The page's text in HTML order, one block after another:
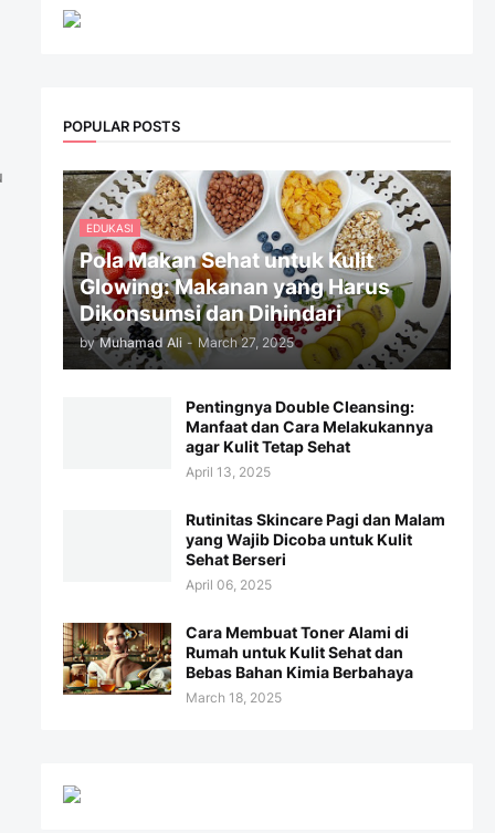
POPULAR POSTS
EDUKASI
Pola Makan Sehat untuk Kulit
Glowing: Makanan yang Harus
Dikonsumsi dan Dihindari
by Muhamad Ali - March 27, 2025
Pentingnya Double Cleansing:
Manfaat dan Cara Melakukannya
agar Kulit Tetap Sehat
April 13, 2025
Rutinitas Skincare Pagi dan Malam
yang Wajib Dicoba untuk Kulit
Sehat Berseri
April 06, 2025
Cara Membuat Toner Alami di
Rumah untuk Kulit Sehat dan
Bebas Bahan Kimia Berbahaya
March 18, 2025